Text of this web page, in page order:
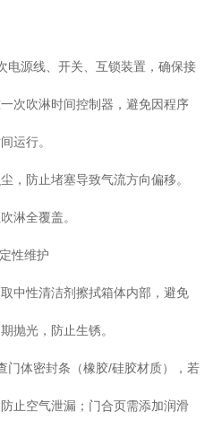
源线、开关、互锁装置，确保接
次吹淋时间控制器，避免因程序
运行。
防止堵塞导致气流方向偏移。
淋全覆盖。
性维护
性清洁剂擦拭箱体内部，避免
抛光，防止生锈。
体密封条（橡胶/硅胶材质），若
止空气泄漏；门合页需添加润滑